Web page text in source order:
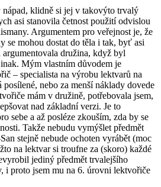
nápad, klidně si jej v takovýto trvalý
asi stanovila četnost použití odvislou
Argumentem pro veřejnost je, že
se mohou dostat do těla i tak, byť asi
družina, když byl
Mým vlastním důvodem je
– specialista na výrobu lektvarů na
nebo za menší náklady dovede
mám v družině, potřebovala jsem,
nad základní verzi. Je to
sebe a až posléze zkouším, zda by se
Takže nebudu vymýšlet předmět
stejně nebude ochoten vyrábět (moc
na lektvar si troufne za (skoro) každé
jediný předmět trvalejšího
i proto jsem mu na 6. úrovni lektvořiče